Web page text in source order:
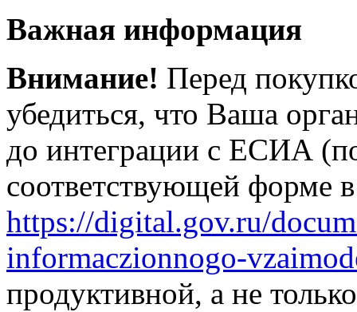
Важная информация
Внимание! Перед
убедиться, что Ваша
до интеграции с ЕСИА
соответствующей форме
https://digital.gov.ru/
informaczionnogo-
продуктивной, а не